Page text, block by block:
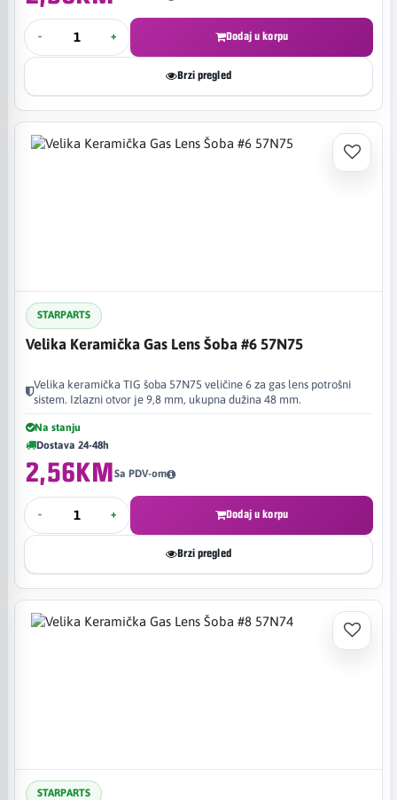
- + Dodaj u korpu
Brzi pregled
STARPARTS
Velika Keramička Gas Lens Šoba #6 57N75
Velika keramička TIG šoba 57N75 veličine 6 za gas lens potrošni
sistem. Izlazni otvor je 9,8 mm, ukupna dužina 48 mm.
Na stanju
Dostava 24-48h
2,56KMSa PDV-om
- + Dodaj u korpu
Brzi pregled
STARPARTS